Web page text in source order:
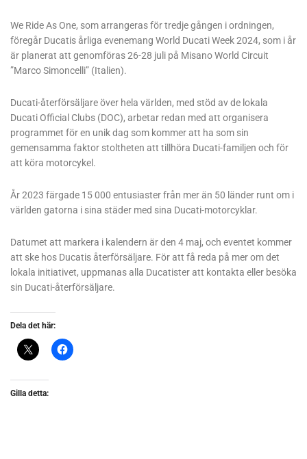
We Ride As One, som arrangeras för tredje gången i ordningen,
föregår Ducatis årliga evenemang World Ducati Week 2024, som i år
är planerat att genomföras 26-28 juli på Misano World Circuit
”Marco Simoncelli” (Italien).
Ducati-återförsäljare över hela världen, med stöd av de lokala
Ducati Official Clubs (DOC), arbetar redan med att organisera
programmet för en unik dag som kommer att ha som sin
gemensamma faktor stoltheten att tillhöra Ducati-familjen och för
att köra motorcykel.
År 2023 färgade 15 000 entusiaster från mer än 50 länder runt om i
världen gatorna i sina städer med sina Ducati-motorcyklar.
Datumet att markera i kalendern är den 4 maj, och eventet kommer
att ske hos Ducatis återförsäljare. För att få reda på mer om det
lokala initiativet, uppmanas alla Ducatister att kontakta eller besöka
sin Ducati-återförsäljare.
Dela det här:
Gilla detta: